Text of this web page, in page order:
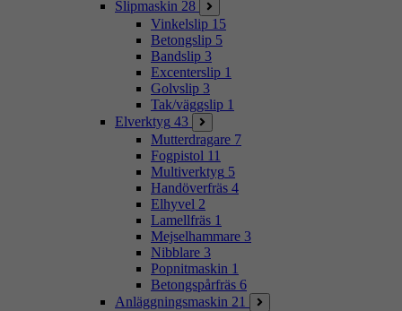
Slipmaskin 28
Vinkelslip 15
Betongslip 5
Bandslip 3
Excenterslip 1
Golvslip 3
Tak/väggslip 1
Elverktyg 43
Mutterdragare 7
Fogpistol 11
Multiverktyg 5
Handöverfräs 4
Elhyvel 2
Lamellfräs 1
Mejselhammare 3
Nibblare 3
Popnitmaskin 1
Betongspårfräs 6
Anläggningsmaskin 21